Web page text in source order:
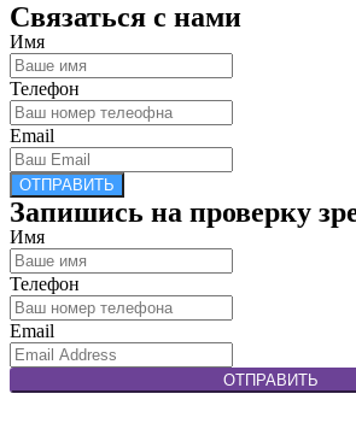
Связаться с нами
Имя
Телефон
Email
ОТПРАВИТЬ
Запишись на проверку
Имя
Телефон
Email
ОТПРАВИТЬ